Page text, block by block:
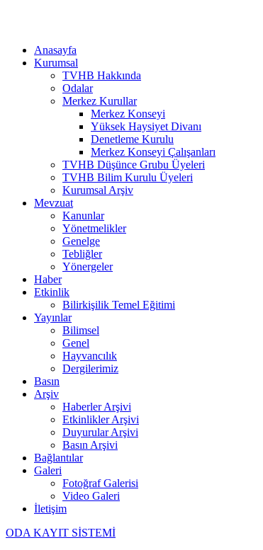
Anasayfa
Kurumsal
TVHB Hakkında
Odalar
Merkez Kurullar
Merkez Konseyi
Yüksek Haysiyet Divanı
Denetleme Kurulu
Merkez Konseyi Çalışanları
TVHB Düşünce Grubu Üyeleri
TVHB Bilim Kurulu Üyeleri
Kurumsal Arşiv
Mevzuat
Kanunlar
Yönetmelikler
Genelge
Tebliğler
Yönergeler
Haber
Etkinlik
Bilirkişilik Temel Eğitimi
Yayınlar
Bilimsel
Genel
Hayvancılık
Dergilerimiz
Basın
Arşiv
Haberler Arşivi
Etkinlikler Arşivi
Duyurular Arşivi
Basın Arşivi
Bağlantılar
Galeri
Fotoğraf Galerisi
Video Galeri
İletişim
ODA KAYIT SİSTEMİ